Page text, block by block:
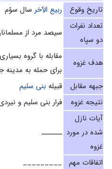
تاریخ وقوع
ربيع الآخر سال سوّم‌
تعداد نفرات
دو سپاه
سيصد مرد از
هدف غزوه
مقابله با گروه
برای حمله به
جبهه مقابل
قبیله بنی سلیم
نتیجه غزوه
فرار بنی سلیم و
آیات نازل
شده در مورد
غزوه
ـــــــ
اتفاقات مهم
_________